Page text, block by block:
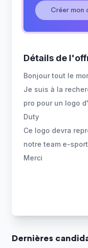
Créer mon
Détails de
Bonjour tout le
Je suis à la
pro pour un logo
Duty
Ce logo devra
notre team e-
Merci
Dernières